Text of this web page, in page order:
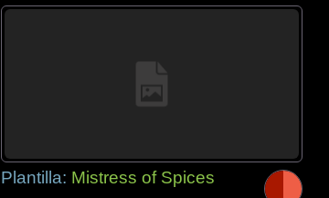
Plantilla: Mistress of Spices